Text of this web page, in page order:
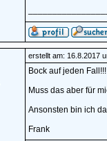
erstellt am: 16.8.2017
Bock auf jeden Fall!!!
Muss das aber für
Ansonsten bin ich
Frank